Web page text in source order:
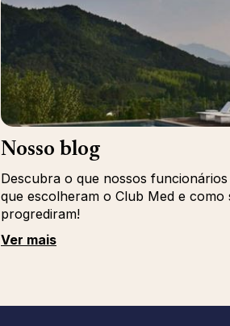
Nosso blog
Descubra o que nossos
que escolheram o Club Med e como
progrediram!
Ver mais